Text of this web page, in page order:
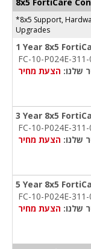
8x5 FortiCare
*8x5 Support,
Upgrades
1 Year 8x5
FC-10-P024E-
שלנו: הצעת מחיר
3 Year 8x5
FC-10-P024E-
שלנו: הצעת מחיר
5 Year 8x5
FC-10-P024E-
שלנו: הצעת מחיר